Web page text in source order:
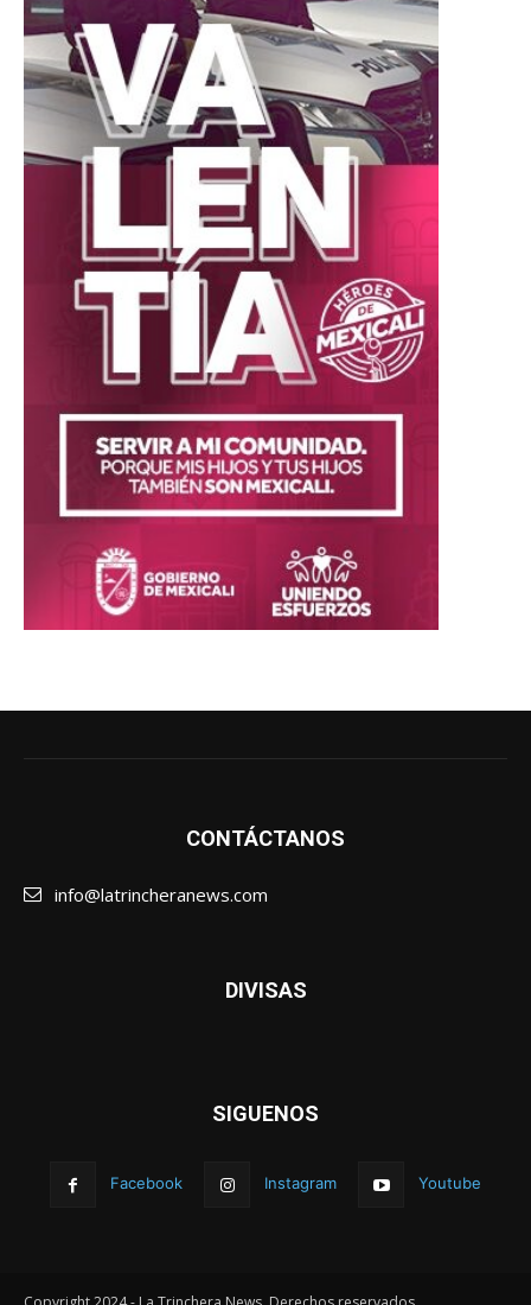
CONTÁCTANOS
info@latrincheranews.com
DIVISAS
SIGUENOS
Facebook Instagram Youtube